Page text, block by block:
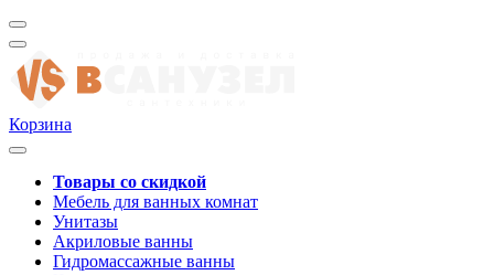
Корзина
Товары со скидкой
Мебель для ванных комнат
Унитазы
Акриловые ванны
Гидромассажные ванны